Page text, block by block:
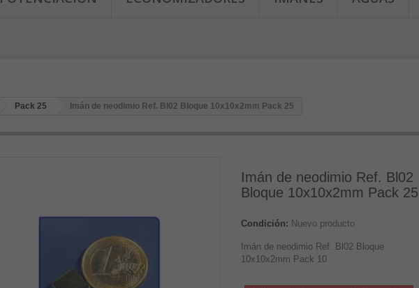
Pack 25 Imán de neodimio Ref. Bl02 Bloque 10x10x2mm Pack 25
Imán de neodimio Ref. Bl02
Bloque 10x10x2mm Pack 25
Condición: Nuevo producto
Imán de neodimio Ref. Bl02 Bloque
10x10x2mm Pack 10